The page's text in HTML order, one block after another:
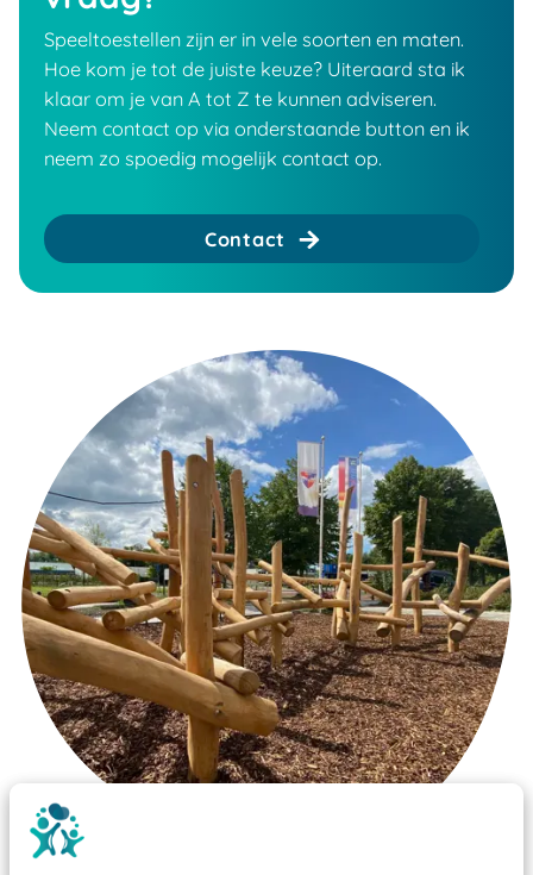
Speeltoestellen zijn er in vele soorten en maten.
Hoe kom je tot de juiste keuze? Uiteraard sta ik
klaar om je van A tot Z te kunnen adviseren.
Neem contact op via onderstaande button en ik
neem zo spoedig mogelijk contact op.
Contact